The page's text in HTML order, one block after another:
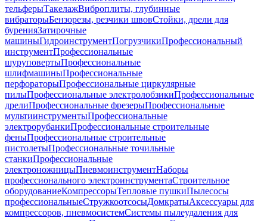
тельферыТакелажВиброплиты, глубинные
вибраторыБензорезы, резчики швовСтойки, дрели для
буренияЗатирочные
машиныГидроинструментПогрузчикиПрофессиональный
инструментПрофессиональные
шуруповертыПрофессиональные
шлифмашиныПрофессиональные
перфораторыПрофессиональные циркулярные
пилыПрофессиональные электролобзикиПрофессиональные
дрелиПрофессиональные фрезерыПрофессиональные
мультиинструментыПрофессиональные
электрорубанкиПрофессиональные строительные
феныПрофессиональные строительные
пистолетыПрофессиональные точильные
станкиПрофессиональные
электроножницыПневмоинструментНаборы
профессионального электроинструментаСтроительное
оборудованиеКомпрессорыТепловые пушкиПылесосы
профессиональныеСтружкоотсосыДомкратыАксессуары для
компрессоров, пневмосистемСистемы пылеудаления для